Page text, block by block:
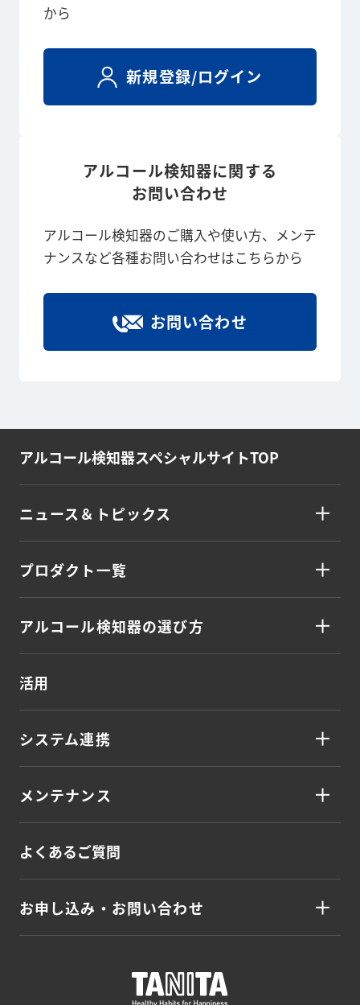
から
新規登録/ログイン
アルコール検知器に関する
お問い合わせ
アルコール検知器のご購入や使い方、メンテ
ナンスなど各種お問い合わせはこちらから
お問い合わせ
アルコール検知器スペシャルサイトTOP
ニュース＆トピックス
プロダクト一覧
アルコール検知器の選び方
活用
システム連携
メンテナンス
よくあるご質問
お申し込み・お問い合わせ